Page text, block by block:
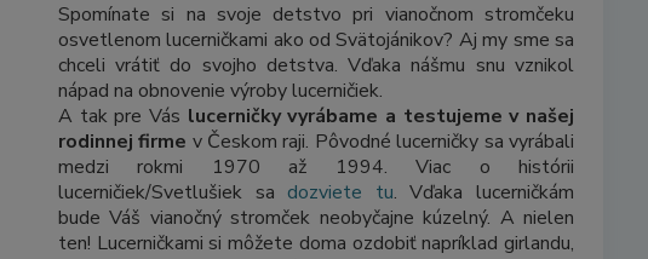
Spomínate si na svoje detstvo pri vianočnom stromčeku
osvetlenom lucerničkami ako od Svätojánikov? Aj my sme sa
chceli vrátiť do svojho detstva. Vďaka nášmu snu vznikol
nápad na obnovenie výroby lucerničiek.
A tak pre Vás lucerničky vyrábame a testujeme v našej
rodinnej firme v Českom raji. Pôvodné lucerničky sa vyrábali
medzi rokmi 1970 až 1994. Viac o histórii
lucerničiek/Svetlušiek sa dozviete tu. Vďaka lucerničkám
bude Váš vianočný stromček neobyčajne kúzelný. A nielen
ten! Lucerničkami si môžete doma ozdobiť napríklad girlandu,